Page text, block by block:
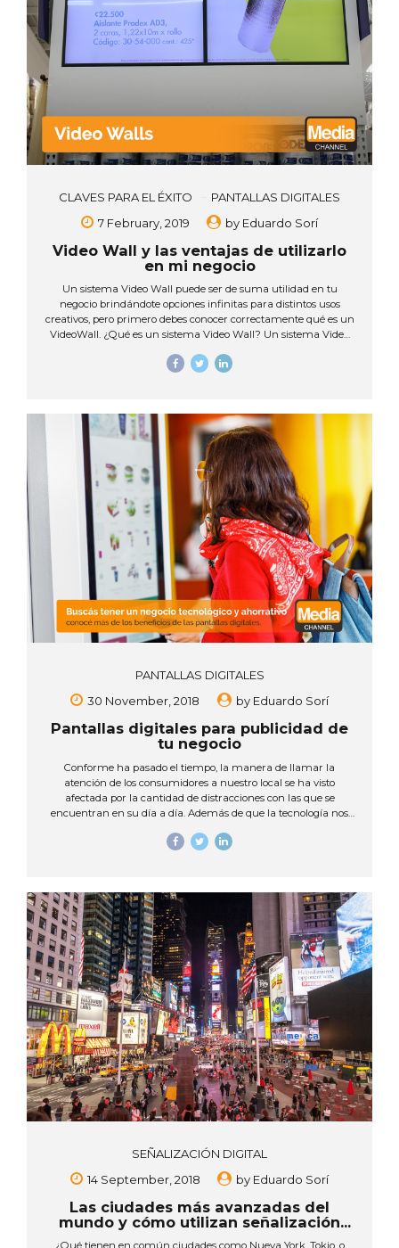
CLAVES PARA EL ÉXITO
PANTALLAS DIGITALES
7 February, 2019
by Eduardo Sorí
Video Wall y las ventajas de utilizarlo
en mi negocio
Un sistema Video Wall puede ser de suma utilidad en tu
negocio brindándote opciones infinitas para distintos usos
creativos, pero primero debes conocer correctamente qué es un
VideoWall. ¿Qué es un sistema Video Wall? Un sistema Video
monitores profesionales que se logran sincronizar para
superficie elegida, dándole a los negocios una imagen de un
altísimo valor económico. Si se quiere mostrar...
PANTALLAS DIGITALES
30 November, 2018
by Eduardo Sorí
Pantallas digitales para publicidad de
tu negocio
Conforme ha pasado el tiempo, la manera de llamar la
atención de los consumidores a nuestro local se ha visto
afectada por la cantidad de distracciones con las que se
encuentran en su día a día. Además de que la tecnología nos
nuevas maneras de hacer un local innovador y más digital.
marca, promociones, videoclips, información relevante, entre
otros mensajes publicitarios, nos ayudan a...
SEÑALIZACIÓN DIGITAL
14 September, 2018
by Eduardo Sorí
Las ciudades más avanzadas del
mundo y cómo utilizan señalización